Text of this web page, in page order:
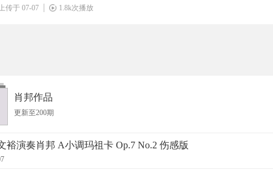
上传于 07-07 1.8k次播放
肖邦作品
更新至200期
裕演奏肖邦 A小调玛祖卡 Op.7 No.2 伤感版